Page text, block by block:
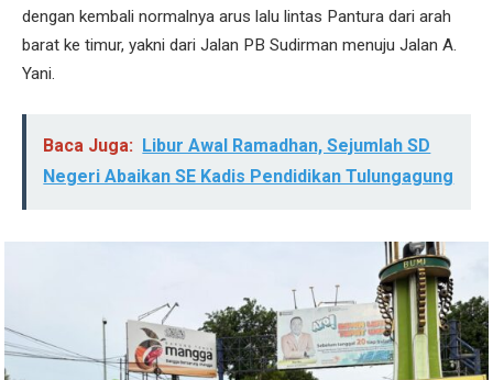
dengan kembali normalnya arus lalu lintas Pantura dari arah
barat ke timur, yakni dari Jalan PB Sudirman menuju Jalan A.
Yani.
Baca Juga:
Libur Awal Ramadhan, Sejumlah SD
Negeri Abaikan SE Kadis Pendidikan Tulungagung